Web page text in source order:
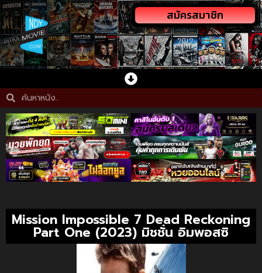
สมัครสมาชิก
Mission Impossible 7 Dead Reckoning
Part One (2023) มิชชั่น อิมพอสซิ